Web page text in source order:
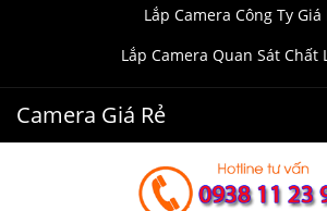
Lắp Camera Công Ty Giá
Lắp Camera Quan Sát Chất
Camera Giá Rẻ